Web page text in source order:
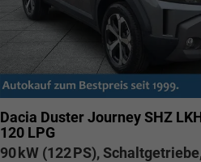
Dacia DusterJourney SHZ
120 LPG
90 kW (122 PS),